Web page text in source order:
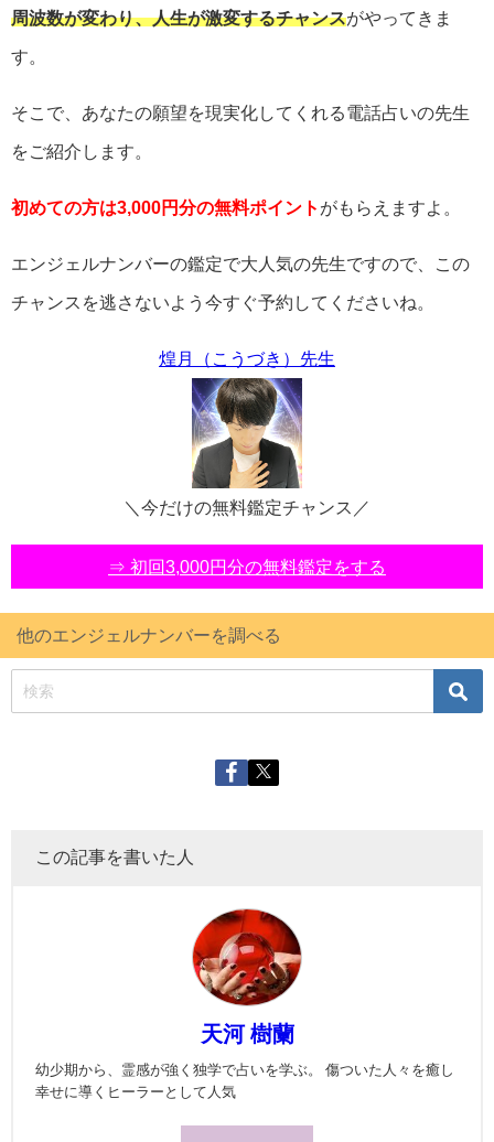
周波数が変わり、人生が激変するチャンスがやってきま
す。
そこで、あなたの願望を現実化してくれる電話占いの先生
をご紹介します。
初めての方は3,000円分の無料ポイント がもらえますよ。
エンジェルナンバーの鑑定で大人気の先生ですので、この
チャンスを逃さないよう今すぐ予約してくださいね。
煌月（こうづき）先生
＼今だけの無料鑑定チャンス／
⇒ 初回3,000円分の無料鑑定をする
他のエンジェルナンバーを調べる
この記事を書いた人
天河 樹蘭
幼少期から、霊感が強く独学で占いを学ぶ。 傷ついた人々を癒し
幸せに導くヒーラーとして人気